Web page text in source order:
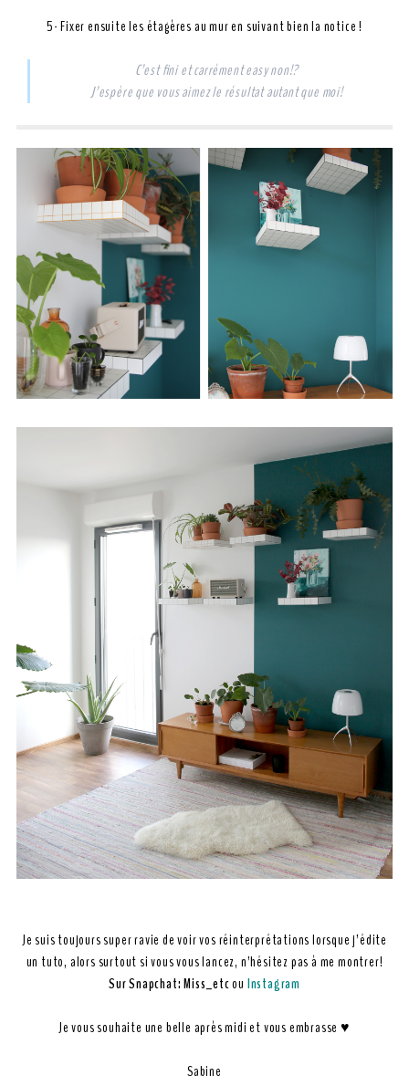
5- Fixer ensuite les étagères au mur en suivant bien la notice !
C’est fini et carrément easy non!?
J’espère que vous aimez le résultat autant que moi!
Je suis toujours super ravie de voir vos réinterprétations lorsque j’édite
un tuto, alors surtout si vous vous lancez, n’hésitez pas à me montrer!
Sur Snapchat: Miss_etcou Instagram
Je vous souhaite une belle après midi et vous embrasse ♥
Sabine